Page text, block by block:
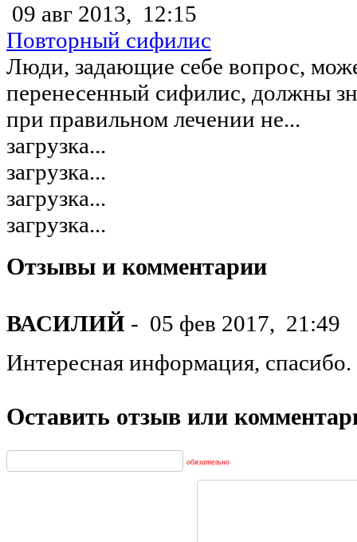
09 авг 2013, 12:15
Повторный сифилис
Люди, задающие себе вопрос,
перенесенный сифилис, должны
при правильном лечении не...
загрузка...
загрузка...
загрузка...
загрузка...
Отзывы и комментарии
ВАСИЛИЙ - 05 фев 2017, 21:49
Интересная информация, спасибо.
Оставить отзыв или
обязательно